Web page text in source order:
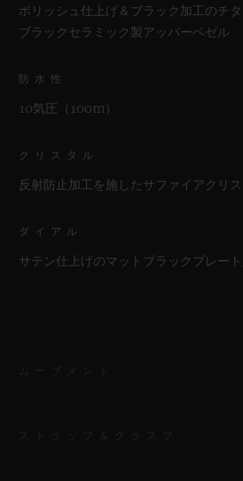
ポリッシュ仕上げ＆ブラック加工のチ
ブラックセラミック製アッパーベゼル
防水性
10気圧（100m）
クリスタル
反射防止加工を施したサファイアクリ
ダイアル
サテン仕上げのマットブラックプレー